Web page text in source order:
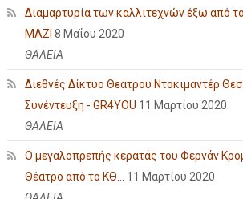
Διαμαρτυρία των καλλιτεχνών έξω από
ΜΑΖΙ 8 Μαΐου 2020
ΘΑΛΕΙΑ
Διεθνές Δίκτυο Θεάτρου Ντοκιμαντέρ
Συνέντευξη - GR4YOU 11 Μαρτίου 2020
ΘΑΛΕΙΑ
Ο μεγαλοπρεπής κερατάς του Φερνάν
Θέατρο από το ΚΘ...
11 Μαρτίου 2020